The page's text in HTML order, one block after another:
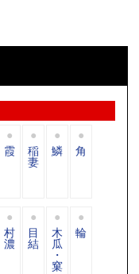
霞 稲
妻
鱗 角
村
濃
目
結
木
瓜
・
窠
輪